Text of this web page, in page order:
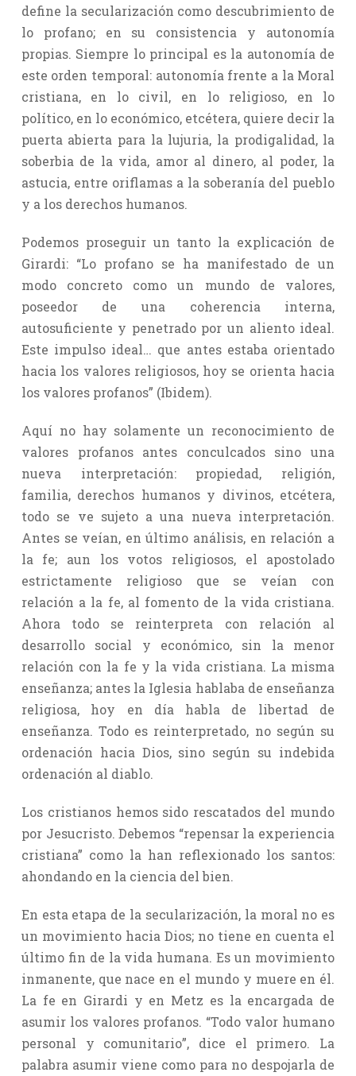
define la secularización como descubrimiento de
lo profano; en su consistencia y autonomía
propias. Siempre lo principal es la autonomía de
este orden temporal: autonomía frente a la Moral
cristiana, en lo civil, en lo religioso, en lo
político, en lo económico, etcétera, quiere decir la
puerta abierta para la lujuria, la prodigalidad, la
soberbia de la vida, amor al dinero, al poder, la
astucia, entre oriflamas a la soberanía del pueblo
y a los derechos humanos.
Podemos proseguir un tanto la explicación de
Girardi: “Lo profano se ha manifestado de un
modo concreto como un mundo de valores,
poseedor de una coherencia interna,
autosuficiente y penetrado por un aliento ideal.
Este impulso ideal… que antes estaba orientado
hacia los valores religiosos, hoy se orienta hacia
los valores profanos” (Ibidem).
Aquí no hay solamente un reconocimiento de
valores profanos antes conculcados sino una
nueva interpretación: propiedad, religión,
familia, derechos humanos y divinos, etcétera,
todo se ve sujeto a una nueva interpretación.
Antes se veían, en último análisis, en relación a
la fe; aun los votos religiosos, el apostolado
estrictamente religioso que se veían con
relación a la fe, al fomento de la vida cristiana.
Ahora todo se reinterpreta con relación al
desarrollo social y económico, sin la menor
relación con la fe y la vida cristiana. La misma
enseñanza; antes la Iglesia hablaba de enseñanza
religiosa, hoy en día habla de libertad de
enseñanza. Todo es reinterpretado, no según su
ordenación hacia Dios, sino según su indebida
ordenación al diablo.
Los cristianos hemos sido rescatados del mundo
por Jesucristo. Debemos “repensar la experiencia
cristiana” como la han reflexionado los santos:
ahondando en la ciencia del bien.
En esta etapa de la secularización, la moral no es
un movimiento hacia Dios; no tiene en cuenta el
último fin de la vida humana. Es un movimiento
inmanente, que nace en el mundo y muere en él.
La fe en Girardi y en Metz es la encargada de
asumir los valores profanos. “Todo valor humano
personal y comunitario”, dice el primero. La
palabra asumir viene como para no despojarla de